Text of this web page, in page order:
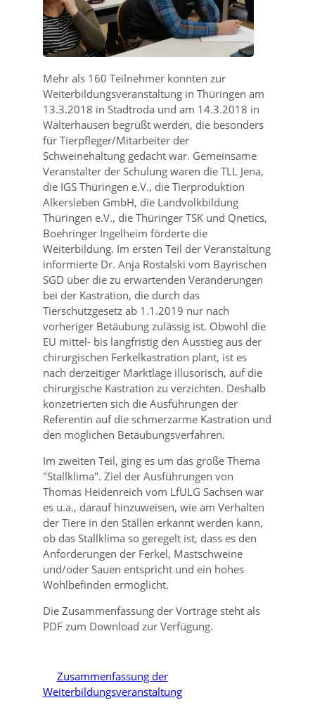
Mehr als 160 Teilnehmer konnten zur
Weiterbildungsveranstaltung in Thüringen am
13.3.2018 in Stadtroda und am 14.3.2018 in
Walterhausen begrüßt werden, die besonders
für Tierpfleger/Mitarbeiter der
Schweinehaltung gedacht war. Gemeinsame
Veranstalter der Schulung waren die TLL Jena,
die IGS Thüringen e.V., die Tierproduktion
Alkersleben GmbH, die Landvolkbildung
Thüringen e.V., die Thüringer TSK und Qnetics,
Boehringer Ingelheim förderte die
Weiterbildung. Im ersten Teil der Veranstaltung
informierte Dr. Anja Rostalski vom Bayrischen
SGD über die zu erwartenden Veränderungen
bei der Kastration, die durch das
Tierschutzgesetz ab 1.1.2019 nur nach
vorheriger Betäubung zulässig ist. Obwohl die
EU mittel- bis langfristig den Ausstieg aus der
chirurgischen Ferkelkastration plant, ist es
nach derzeitiger Marktlage illusorisch, auf die
chirurgische Kastration zu verzichten. Deshalb
konzetrierten sich die Ausführungen der
Referentin auf die schmerzarme Kastration und
den möglichen Betäubungsverfahren.
Im zweiten Teil, ging es um das große Thema
Stallklima . Ziel der Ausführungen von
Thomas Heidenreich vom LfULG Sachsen war
es u.a., darauf hinzuweisen, wie am Verhalten
der Tiere in den Ställen erkannt werden kann,
ob das Stallklima so geregelt ist, dass es den
Anforderungen der Ferkel, Mastschweine
und/oder Sauen entspricht und ein hohes
Wohlbefinden ermöglicht.
Die Zusammenfassung der Vorträge steht als
PDF zum Download zur Verfügung.
Zusammenfassung der
Weiterbildungsveranstaltung